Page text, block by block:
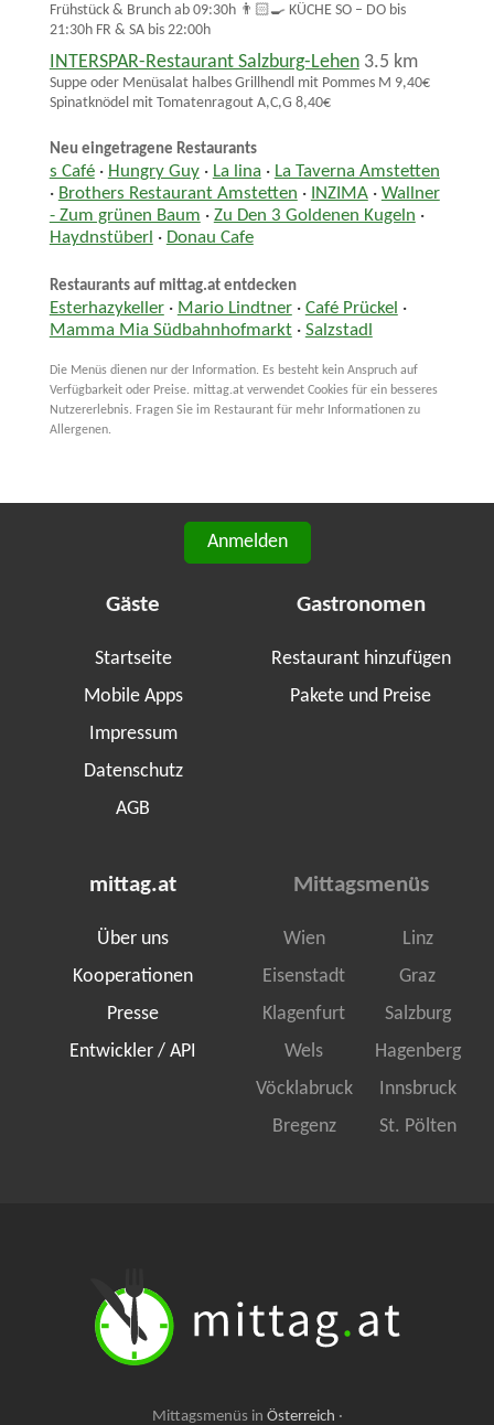
Frühstück & Brunch ab 09:30h 👨🏻‍🍳 KÜCHE SO – DO bis
21:30h FR & SA bis 22:00h
INTERSPAR-Restaurant Salzburg-Lehen 3.5 km
Suppe oder Menüsalat halbes Grillhendl mit Pommes M 9,40€
Spinatknödel mit Tomatenragout A,C,G 8,40€
Neu eingetragene Restaurants
s Café· Hungry Guy· La lina · La Taverna Amstetten
· Brothers Restaurant Amstetten · INZIMA· Wallner
- Zum grünen Baum · Zu Den 3 Goldenen Kugeln ·
Haydnstüberl · Donau Cafe
Restaurants auf mittag.at entdecken
Esterhazykeller· Mario Lindtner· Café Prückel ·
Mamma Mia Südbahnhofmarkt· Salzstadl
Die Menüs dienen nur der Information. Es besteht kein Anspruch auf
Verfügbarkeit oder Preise. mittag.at verwendet Cookies für ein besseres
Nutzererlebnis. Fragen Sie im Restaurant für mehr Informationen zu
Allergenen.
Anmelden
Gäste
Startseite
Mobile Apps
Impressum
Datenschutz
AGB
Gastronomen
Restaurant hinzufügen
Pakete und Preise
mittag.at
Über uns
Kooperationen
Presse
Entwickler / API
Mittagsmenüs
Wien
Linz
Eisenstadt
Graz
Klagenfurt
Salzburg
Wels
Hagenberg
Vöcklabruck
Innsbruck
Bregenz
St. Pölten
Mittagsmenüs in Österreich ·